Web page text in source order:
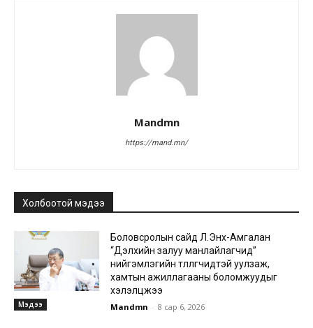
Mandmn
https://mand.mn/
Холбоотой мэдээ
Мэдээ
Боловсролын сайд Л.Энх-Амгалан
“Дэлхийн залуу манлайлагчид”
нийгэмлэгийн төлөөлөгчидтэй уулзаж,
хамтын ажиллагааны боломжуудыг
хэлэлцжээ
Mandmn - 8 сар 6, 2026